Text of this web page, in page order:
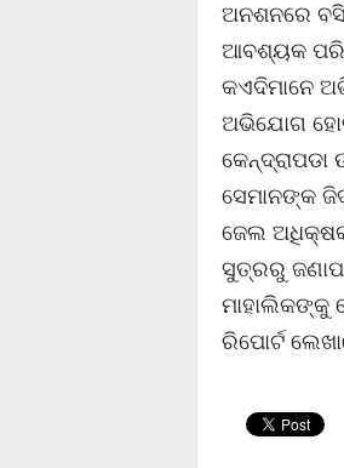
ଅନଶନରେ
ଆବଶ୍ୟକ
କଏଦିମାନେ
ଅଭିଯୋଗ
ସେମାନଙ୍କ
ଜେଲ
ସୁତ୍ରରୁ
ମାହାଲିକଙ୍କୁ
ରିପୋର୍ଟ